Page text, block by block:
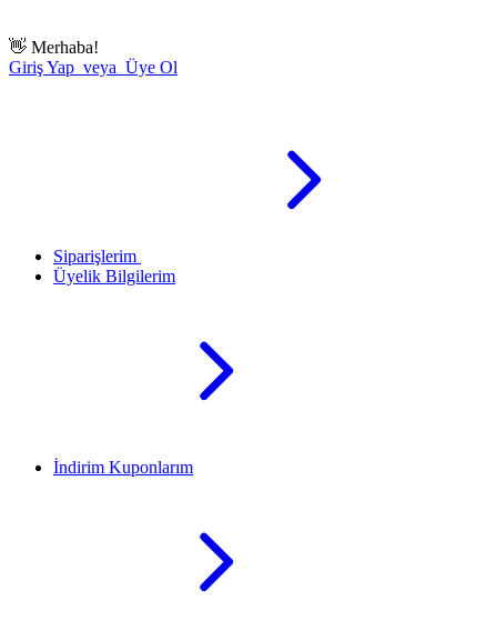
👋 Merhaba!
Giriş Yap veya Üye Ol
Siparişlerim
Üyelik Bilgilerim
İndirim Kuponlarım